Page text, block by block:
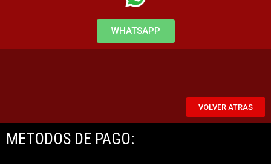
WHATSAPP
VOLVER ATRAS
METODOS DE PAGO: